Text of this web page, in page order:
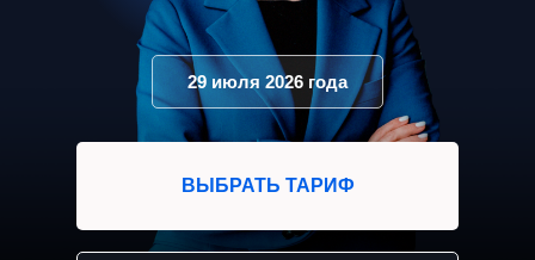
ВЫБРАТЬ ТАРИФ
29 июля 2026 года